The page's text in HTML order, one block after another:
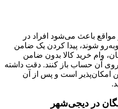
باعث می‌شود افراد در
شوند، پیدا کردن یک ضامن
وام خرید کالا بدون ضامن
روی آن حساب باز کنند. دقت داشته
امکان‌پذیر است و پس از آن
در دیجی‌شهر